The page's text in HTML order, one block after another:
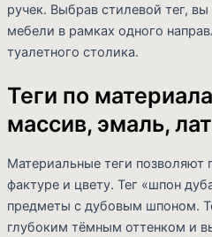
ручек. Выбрав стилевой тег,
мебели в рамках одного
туалетного столика.
Теги по
массив, эмаль,
Материальные теги позволяют
фактуре и цвету. Тег «шпон
предметы с дубовым шпоном.
глубоким тёмным оттенком и